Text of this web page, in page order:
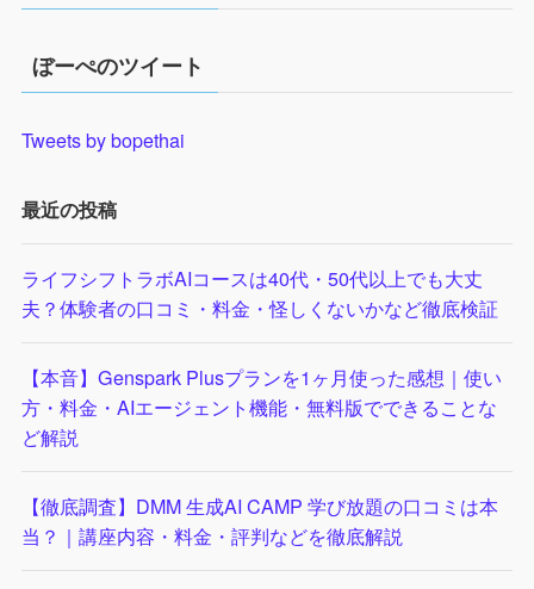
ぼーぺのツイート
Tweets by bopethai
最近の投稿
ライフシフトラボAIコースは40代・50代以上でも大丈
夫？体験者の口コミ・料金・怪しくないかなど徹底検証
【本音】Genspark Plusプランを1ヶ月使った感想｜使い
方・料金・AIエージェント機能・無料版でできることな
ど解説
【徹底調査】DMM 生成AI CAMP 学び放題の口コミは本
当？｜講座内容・料金・評判などを徹底解説